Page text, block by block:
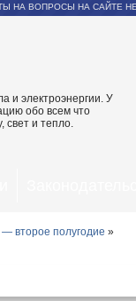
НА ВОПРОСЫ НА САЙТЕ
и электроэнергии. У
обо всем что
свет и тепло.
второе полугодие »